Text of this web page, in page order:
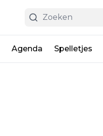
Agenda Spelletjes